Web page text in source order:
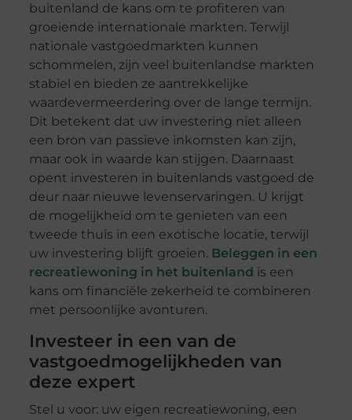
buitenland de kans om te profiteren van
groeiende internationale markten. Terwijl
nationale vastgoedmarkten kunnen
schommelen, zijn veel buitenlandse markten
stabiel en bieden ze aantrekkelijke
waardevermeerdering over de lange termijn.
Dit betekent dat uw investering niet alleen
een bron van passieve inkomsten kan zijn,
maar ook in waarde kan stijgen. Daarnaast
opent investeren in buitenlands vastgoed de
deur naar nieuwe levenservaringen. U krijgt
de mogelijkheid om te genieten van een
tweede thuis in een exotische locatie, terwijl
uw investering blijft groeien. Beleggen in een
recreatiewoning in het buitenland is een
kans om financiële zekerheid te combineren
met persoonlijke avonturen.
Investeer in een van de
vastgoedmogelijkheden van
deze expert
Stel u voor: uw eigen recreatiewoning, een